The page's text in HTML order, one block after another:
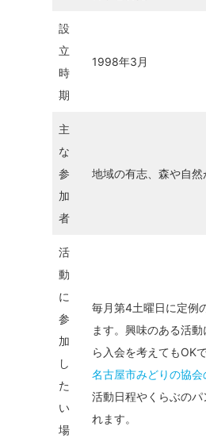
設
立
時
期
1998年3月
主
な
参
加
者
地域の有志、森や自然
活
動
に
参
加
し
た
い
場
毎月第4土曜日に定例
ます。興味のある活
ら入会を考えてもOKで
名古屋市みどりの協会
活動日程やくらぶの
れます。